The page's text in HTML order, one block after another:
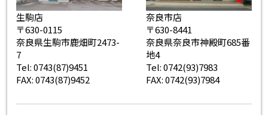
生駒店
〒630-0115
奈良県生駒市鹿畑町2473-
7
Tel: 0743(87)9451
FAX: 0743(87)9452
奈良市店
〒630-8441
奈良県奈良市神殿町685番
地4
Tel: 0742(93)7983
FAX: 0742(93)7984